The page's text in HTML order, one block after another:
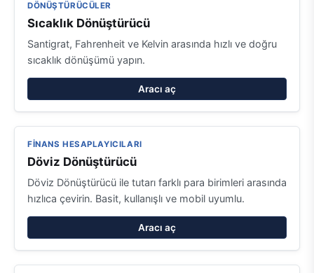
DÖNÜŞTÜRÜCÜLER
Sıcaklık Dönüştürücü
Santigrat, Fahrenheit ve Kelvin arasında hızlı ve doğru
sıcaklık dönüşümü yapın.
Aracı aç
FINANS HESAPLAYICILARI
Döviz Dönüştürücü
Döviz Dönüştürücü ile tutarı farklı para birimleri arasında
hızlıca çevirin. Basit, kullanışlı ve mobil uyumlu.
Aracı aç